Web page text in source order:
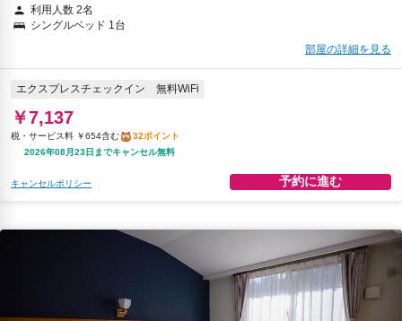
利用人数 2名
シングルベッド 1台
部屋の詳細を見る
エクスプレスチェックイン 無料WiFi
￥7,137
税・サービス料 ￥654含む
32ポイント
2026年08月23日までキャンセル無料
キャンセルポリシー 予約に進む